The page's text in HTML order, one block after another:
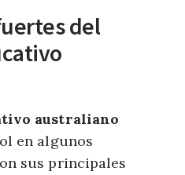
del
australiano
en algunos
sus principales